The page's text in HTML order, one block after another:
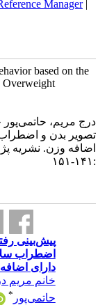
Reference Manager
based on the
Overweight
درج مریم، حاتمی‌پور
تصویر بدن و اضطراب
پیش‌بینی
اضطراب
دارای اضافه
خانم مریم درج
حاتمی‌پور